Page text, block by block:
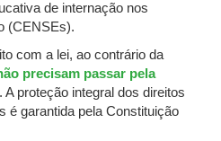
de internação nos
(CENSEs).
com a lei, ao contrário da
precisam passar pela
. A proteção integral dos direitos
é garantida pela Constituição